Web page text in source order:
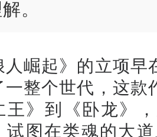
。
人崛起》的立项
一整个世代，这
王》到《卧龙》
试图在类魂的大